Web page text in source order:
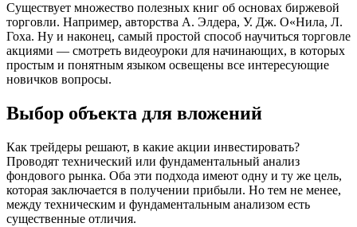
Существует множество полезных книг об основах биржевой
торговли. Например, авторства А. Элдера, У. Дж. О«Нила, Л.
Гоха. Ну и наконец, самый простой способ научиться торговле
акциями — смотреть видеоуроки для начинающих, в которых
простым и понятным языком освещены все интересующие
новичков вопросы.
Выбор объекта для вложений
Как трейдеры решают, в какие акции инвестировать?
Проводят технический или фундаментальный анализ
фондового рынка. Оба эти подхода имеют одну и ту же цель,
которая заключается в получении прибыли. Но тем не менее,
между техническим и фундаментальным анализом есть
существенные отличия.